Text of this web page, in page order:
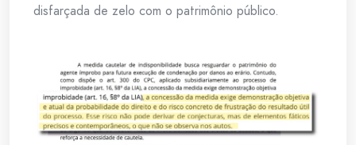
disfarçada de zelo com o patrimônio público.